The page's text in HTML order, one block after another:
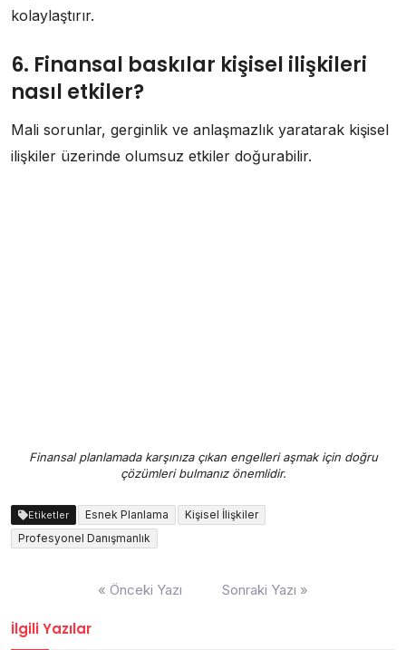
kolaylaştırır.
6. Finansal baskılar kişisel ilişkileri
nasıl etkiler?
Mali sorunlar, gerginlik ve anlaşmazlık yaratarak kişisel
ilişkiler üzerinde olumsuz etkiler doğurabilir.
Finansal planlamada karşınıza çıkan engelleri aşmak için doğru
çözümleri bulmanız önemlidir.
Etiketler Esnek Planlama
Kişisel İlişkiler
Profesyonel Danışmanlık
« Önceki Yazı Sonraki Yazı »
İlgili Yazılar